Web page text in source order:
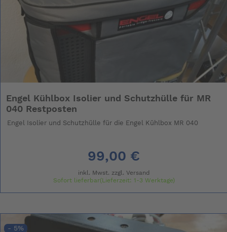
Engel Kühlbox Isolier und Schutzhülle für MR
040 Restposten
Engel Isolier und Schutzhülle für die Engel Kühlbox MR 040
99,00 €
inkl. Mwst. zzgl. Versand
Sofort lieferbar(Lieferzeit: 1-3 Werktage)
- 5%